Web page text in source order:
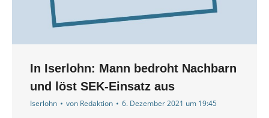
In Iserlohn: Mann bedroht Nachbarn
und löst SEK-Einsatz aus
Iserlohn von Redaktion 6. Dezember 2021 um 19:45